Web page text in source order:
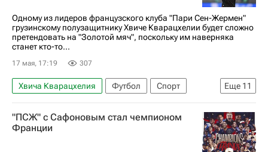
Одному из лидеров французского клуба "Пари Сен-Жермен"
грузинскому полузащитнику Хвиче Кварацхелии будет сложно
претендовать на "Золотой мяч", поскольку им наверняка
станет кто-то...
17 мая, 17:19 307
Еще 11
Хвича Кварацхелия Футбол
Спорт
Франция
Грузия США
Юрий Белоус
Канада
Пари Сен-Жермен (ПСЖ)
"ПСЖ" с Сафоновым стал чемпионом
Франции